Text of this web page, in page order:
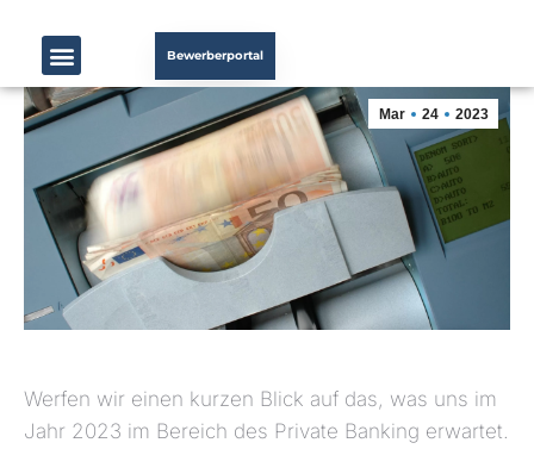
Bewerberportal
Mar 24 2023
Werfen wir einen kurzen Blick auf das, was uns im
Jahr 2023 im Bereich des Private Banking erwartet.